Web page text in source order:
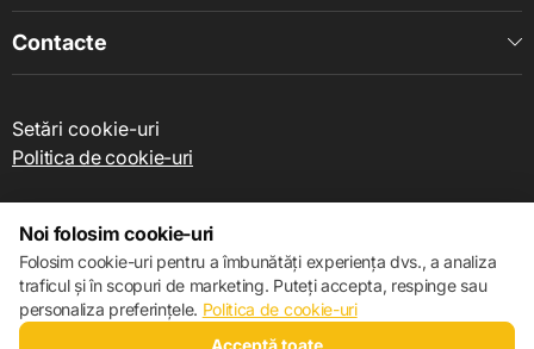
Contacte
Setări cookie-uri
Politica de cookie-uri
© 2013 – 2026 ECOM
Noi folosim cookie-uri
Folosim cookie-uri pentru a îmbunătăți experiența dvs., a analiza
traficul și în scopuri de marketing. Puteți accepta, respinge sau
personaliza preferințele. Politica de cookie-uri
Acceptă toate